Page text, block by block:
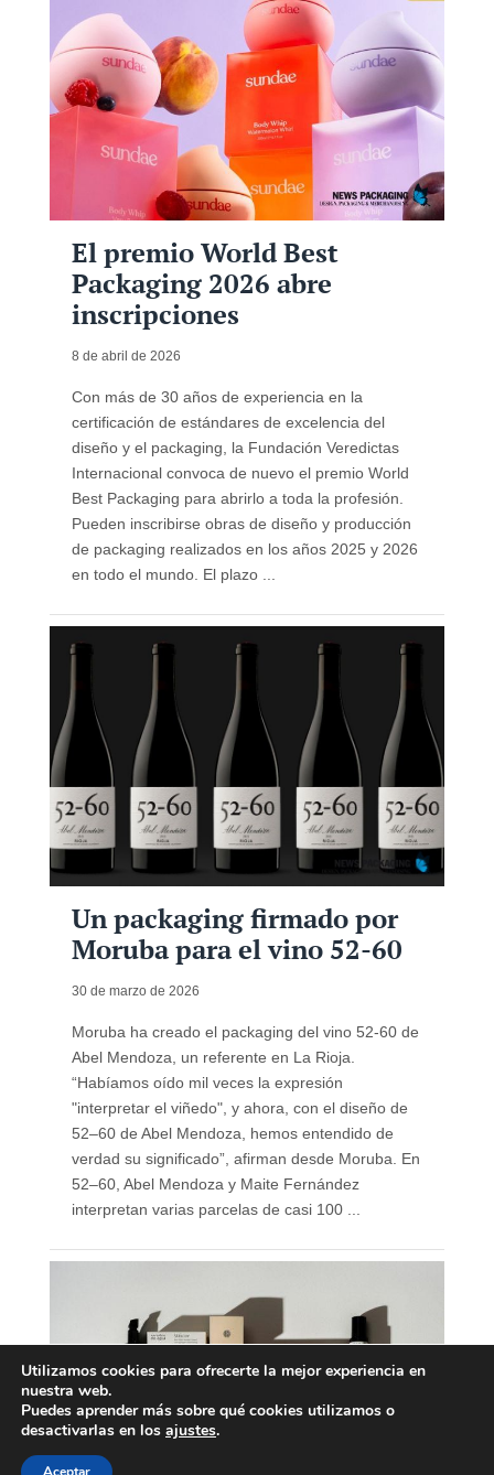
El premio World Best
Packaging 2026 abre
inscripciones
8 de abril de 2026
Con más de 30 años de experiencia en la
certificación de estándares de excelencia del
diseño y el packaging, la Fundación Veredictas
Internacional convoca de nuevo el premio World
Best Packaging para abrirlo a toda la profesión.
Pueden inscribirse obras de diseño y producción
de packaging realizados en los años 2025 y 2026
en todo el mundo. El plazo ...
Un packaging firmado por
Moruba para el vino 52-60
30 de marzo de 2026
Moruba ha creado el packaging del vino 52-60 de
Abel Mendoza, un referente en La Rioja.
“Habíamos oído mil veces la expresión
"interpretar el viñedo", y ahora, con el diseño de
52–60 de Abel Mendoza, hemos entendido de
verdad su significado”, afirman desde Moruba. En
52–60, Abel Mendoza y Maite Fernández
interpretan varias parcelas de casi 100 ...
Utilizamos cookies para ofrecerte la mejor experiencia en
nuestra web.
Puedes aprender más sobre qué cookies utilizamos o
desactivarlas en los ajustes.